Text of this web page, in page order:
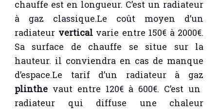
chauffe est en longueur. C’est un radiateur
à gaz classique.Le coût moyen d’un
radiateur verticalvarie entre 150€ à 2000€.
Sa surface de chauffe se situe sur la
hauteur. il conviendra en cas de manque
d’espace.Le tarif d’un radiateur à gaz
plinthe vaut entre 120€ à 600€. C’est un
radiateur qui diffuse une chaleur